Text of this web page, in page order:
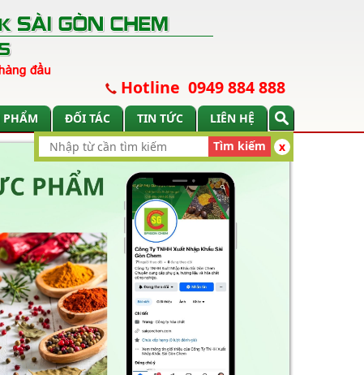
Hotline 0949 884 888
PHẨM ĐỐI TÁC TIN TỨC
LIÊN HỆ
x
Tìm kiếm